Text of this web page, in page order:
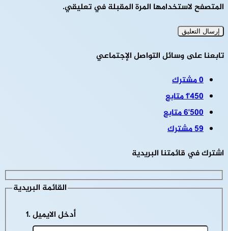
المتصفح لاستخدامها المرة المقبلة في تعليقي.
تابعنا على وسائل التواصل الإجتماعي
0مشترك
1٬450متابع
6٬500متابع
59مشترك
اشترك في قائمتنا البريدية
القائمة البريدية